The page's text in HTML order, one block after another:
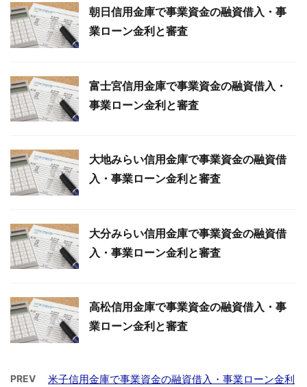
朝日信用金庫で事業資金の融資借入・事
業ローン金利と審査
富士宮信用金庫で事業資金の融資借入・
事業ローン金利と審査
大地みらい信用金庫で事業資金の融資借
入・事業ローン金利と審査
大分みらい信用金庫で事業資金の融資借
入・事業ローン金利と審査
高松信用金庫で事業資金の融資借入・事
業ローン金利と審査
PREV
米子信用金庫で事業資金の融資借入・事業ローン金利